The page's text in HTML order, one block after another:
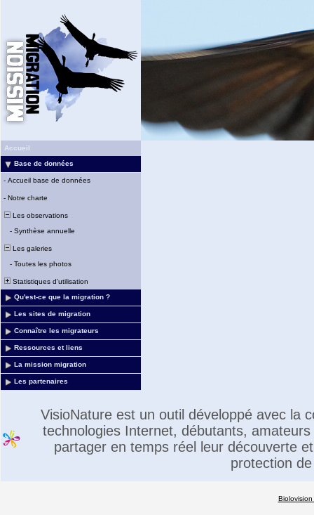
Accueil
Base de données
- Accueil base de données
- Notre charte
Les observations
- Synthèse annuelle
Les galeries
- Toutes les photos
Statistiques d'utilisation
Qu'est-ce que la migration ?
Les sites de migration
Connaître les migrateurs
Ressources et liens
La mission migration
Les partenaires
VisioNature est un outil développé avec la
technologies Internet, débutants,
partager en temps réel leur découverte
protection
Biolovision